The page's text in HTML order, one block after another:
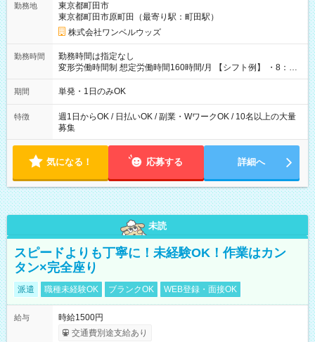
勤務地
東京都町田市
東京都町田市原町田（最寄り駅：町田駅）
株式会社ワンベルウッズ
勤務時間
勤務時間は指定なし
変形労働時間制 想定労働時間160時間/月 【シフト例】 ・8：00
～21：00
期間 単発・1日のみOK
特徴
週1日からOK / 日払いOK / 副業・WワークOK / 10名以上の大量
募集
気になる！ 応募する 詳細へ
未読
スピードよりも丁寧に！未経験OK！作業はカン
タン×完全座り
派遣 職種未経験OK ブランクOK WEB登録・面接OK
給与
時給1500円
交通費別途支給あり